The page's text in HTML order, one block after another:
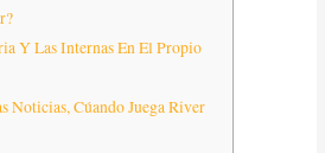
Y Las Internas En El Propio
Noticias, Cúando Juega River